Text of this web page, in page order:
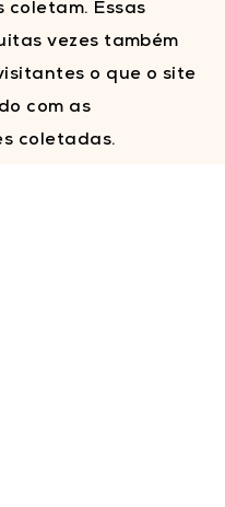
coletam. Essas
vezes também
o que o site
com as
coletadas.